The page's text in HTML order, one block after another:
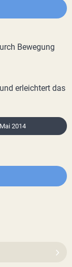
Bewegung
erleichtert das
2014